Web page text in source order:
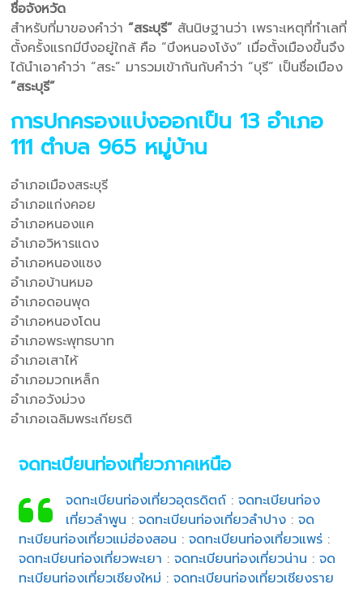
ชื่อจังหวัด
สำหรับที่มาของคำว่า “สระบุรี” สันนิษฐานว่า เพราะเหตุที่ทำเลที่
ตั้งครั้งแรกมีบึงอยู่ใกล้ คือ “บึงหนองโง้ง” เมื่อตั้งเมืองขึ้นจึง
ได้นำเอาคำว่า “สระ” มารวมเข้ากันกับคำว่า “บุรี” เป็นชื่อเมือง
“สระบุรี”
การปกครองแบ่งออกเป็น 13 อำเภอ
111 ตำบล 965 หมู่บ้าน
อำเภอเมืองสระบุรี
อำเภอแก่งคอย
อำเภอหนองแค
อำเภอวิหารแดง
อำเภอหนองแซง
อำเภอบ้านหมอ
อำเภอดอนพุด
อำเภอหนองโดน
อำเภอพระพุทธบาท
อำเภอเสาไห้
อำเภอมวกเหล็ก
อำเภอวังม่วง
อำเภอเฉลิมพระเกียรติ
จดทะเบียนท่องเที่ยวภาคเหนือ
จดทะเบียนท่องเที่ยวอุตรดิตถ์: จดทะเบียนท่อง
เที่ยวลำพูน : จดทะเบียนท่องเที่ยวลำปาง: จด
ทะเบียนท่องเที่ยวแม่ฮ่องสอน :จดทะเบียนท่องเที่ยวแพร่ :
จดทะเบียนท่องเที่ยวพะเยา :จดทะเบียนท่องเที่ยวน่าน :จด
ทะเบียนท่องเที่ยวเชียงใหม่ :จดทะเบียนท่องเที่ยวเชียงราย